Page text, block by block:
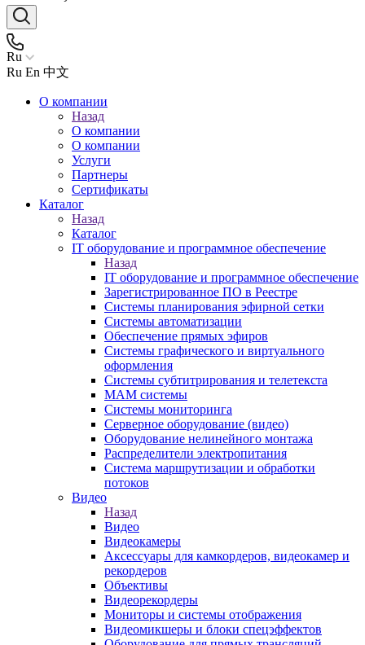
Ru
Ru En 中文
О компании
Назад
О компании
О компании
Услуги
Партнеры
Сертификаты
Каталог
Назад
Каталог
IT оборудование и программное обеспечение
Назад
IT оборудование и программное обеспечение
Зарегистрированное ПО в Реестре
Системы планирования эфирной сетки
Системы автоматизации
Обеспечение прямых эфиров
Системы графического и виртуального
оформления
Системы субтитрирования и телетекста
MAM системы
Системы мониторинга
Серверное оборудование (видео)
Оборудование нелинейного монтажа
Распределители электропитания
Система маршрутизации и обработки
потоков
Видео
Назад
Видео
Видеокамеры
Аксессуары для камкордеров, видеокамер и
рекордеров
Объективы
Видеорекордеры
Мониторы и системы отображения
Видеомикшеры и блоки спецэффектов